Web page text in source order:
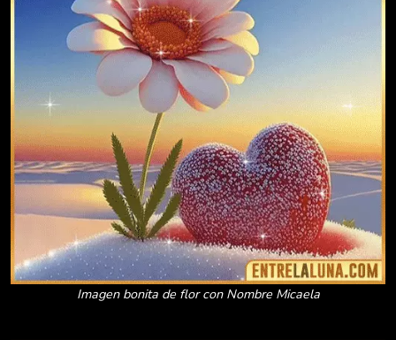
Imagen bonita de flor con Nombre Micaela